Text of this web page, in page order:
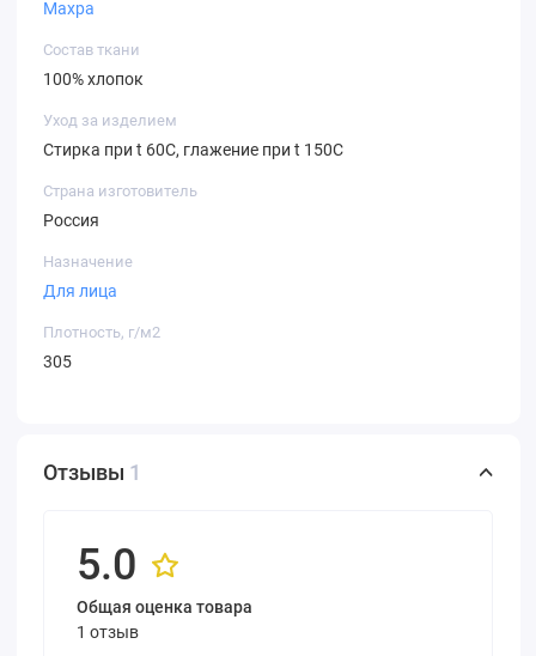
Махра
Состав ткани
100% хлопок
Уход за изделием
Стирка при t 60С, глажение при t 150С
Страна изготовитель
Россия
Назначение
Для лица
Плотность, г/м2
305
Отзывы 1
5.0
Общая оценка товара
1 отзыв